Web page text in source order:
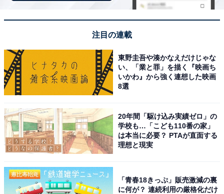
注目の連載
東野圭吾や湊かなえだけじゃな
い、「業と罪」を描く『映画ち
いかわ』から強く連想した映画
8選
20年間「駆け込み実績ゼロ」の
学校も…「こども110番の家」
は本当に必要？ PTAが直面する
理想と現実
「青春18きっぷ」販売激減の裏
に何が？ 連続利用の厳格化だけ